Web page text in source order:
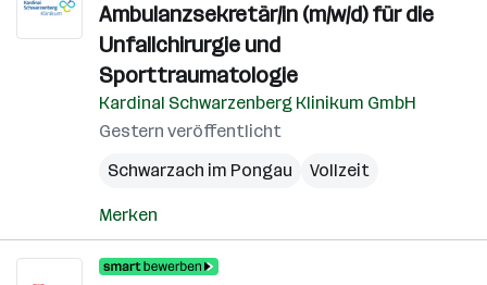
Ambulanzsekretär/in (m/w/d) für die
Unfallchirurgie und
Sporttraumatologie
Kardinal Schwarzenberg Klinikum GmbH
Gestern veröffentlicht
Schwarzach im Pongau
Vollzeit
Merken